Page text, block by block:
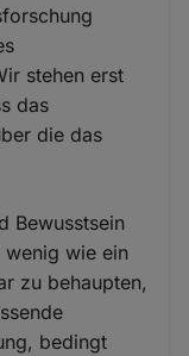
stehen erst
das
die das
Bewusstsein
wie ein
zu behaupten,
bedingt